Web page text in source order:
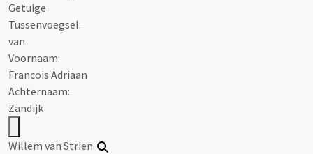
Getuige
Tussenvoegsel:
van
Voornaam:
Francois Adriaan
Achternaam:
Zandijk
Willem van Strien